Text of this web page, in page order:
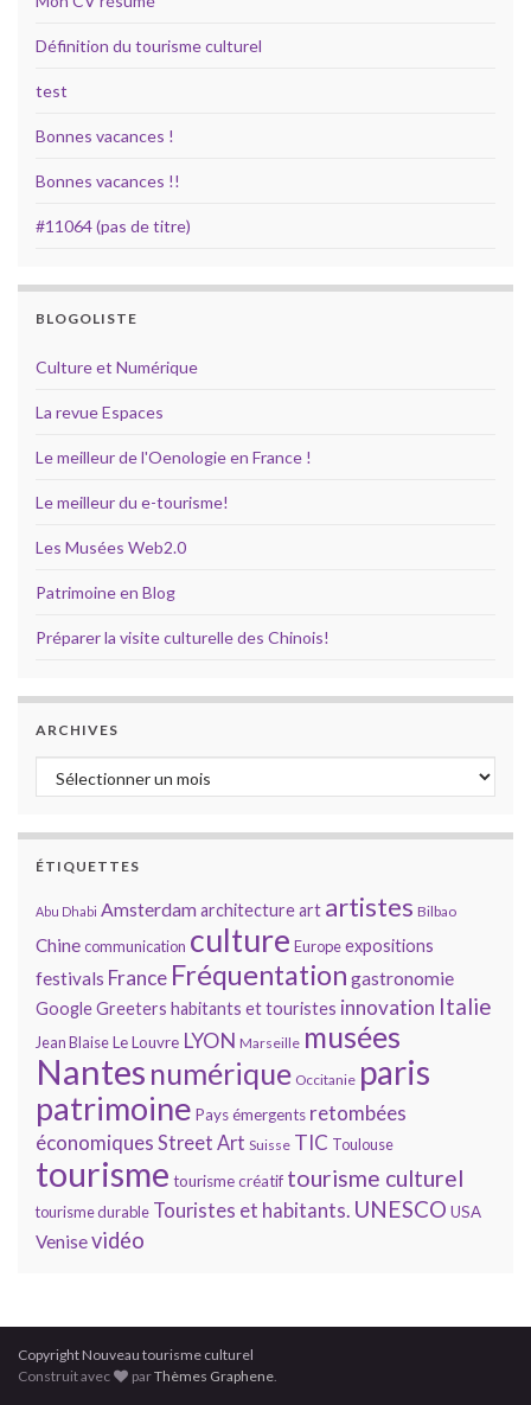
Définition du tourisme culturel
test
Bonnes vacances !
Bonnes vacances !!
#11064 (pas de titre)
BLOGOLISTE
Culture et Numérique
La revue Espaces
Le meilleur de l'Oenologie en France !
Le meilleur du e-tourisme!
Les Musées Web2.0
Patrimoine en Blog
Préparer la visite culturelle des Chinois!
ARCHIVES
Archives
ÉTIQUETTES
Abu Dhabi Amsterdamarchitectureart artistes Bilbao
Chinecommunication culture Europeexpositions
festivals France Fréquentation gastronomie
GoogleGreeters habitants et touristes innovation Italie
Jean BlaiseLe Louvre LYON Marseille musées
Nantes numérique Occitanie paris
patrimoine Pays émergents retombées
économiques Street Art Suisse TIC Toulouse
tourisme tourisme créatif tourisme culturel
tourisme durable Touristes et habitants. UNESCO USA
Venisevidéo
Copyright Nouveau tourisme culturel
Construit avec
parThèmes Graphene